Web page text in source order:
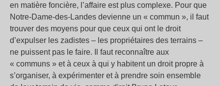
en matière foncière, l’affaire est plus complexe. Pour que
Notre-Dame-des-Landes devienne un « commun », il faut
trouver des moyens pour que ceux qui ont le droit
d’expulser les zadistes – les propriétaires des terrains –
ne puissent pas le faire. Il faut reconnaître aux
« communs » et à ceux à qui y habitent un droit propre à
s’organiser, à expérimenter et à prendre soin ensemble